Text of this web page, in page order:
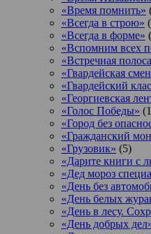
«Время помнить»
«Всегда в строю»
«Всегда в форме»
«Вспомним всех
«Встречная
«Гвардейская
«Гвардейский
«Георгиевская
«Голос Победы»
«Город без
«Гражданский
«Грузовик» (5)
«Дарите книги с
«Дед мороз
«День без
«День белых
«День в лесу.
«День добрых